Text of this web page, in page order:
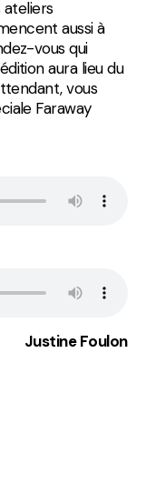
ateliers
aussi à
vous qui
aura lieu du
vous
Faraway
Justine Foulon